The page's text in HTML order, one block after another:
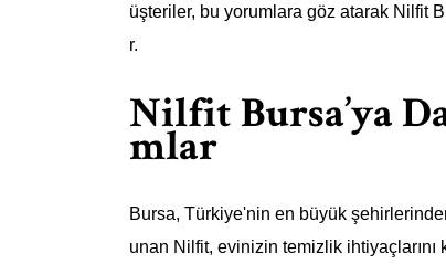
üşteriler, bu yorumlara göz atarak Nilfit
r.
Nilfit Bursa’ya
mlar
Bursa, Türkiye'nin en büyük
unan Nilfit, evinizin temizlik